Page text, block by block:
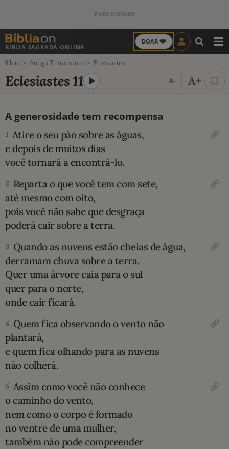
BÍBLIA SAGRADA ONLINE
DOAR ❤️
ANTIGO TESTAMENTO
VERSÍCULOS
VERSÍCULO DO DIA
SALMO DO DIA
DEVOCIONAL DIÁRIO
10 MANDAMENTOS
ESTUDOS BÍBLICOS
ESBOÇOS DE PREGAÇÃO
TEMAS
PERGUNTE À BÍBLIA IA
QUEM SOMOS
LOJA BÍBLIAON
Bíblia Antigo Testamento Eclesiastes
Eclesiastes 11 A- A+
A generosidade tem recompensa
1 Atire o seu pão sobre as águas,
e depois de muitos dias
você tornará a encontrá-lo.
2 Reparta o que você tem com sete,
até mesmo com oito,
pois você não sabe que desgraça
poderá cair sobre a terra.
3 Quando as nuvens estão cheias de água,
derramam chuva sobre a terra.
Quer uma árvore caia para o sul
quer para o norte,
onde cair ficará.
4 Quem fica observando o vento não
plantará,
e quem fica olhando para as nuvens
não colherá.
5 Assim como você não conhece
o caminho do vento,
nem como o corpo é formado
no ventre de uma mulher,
também não pode compreender